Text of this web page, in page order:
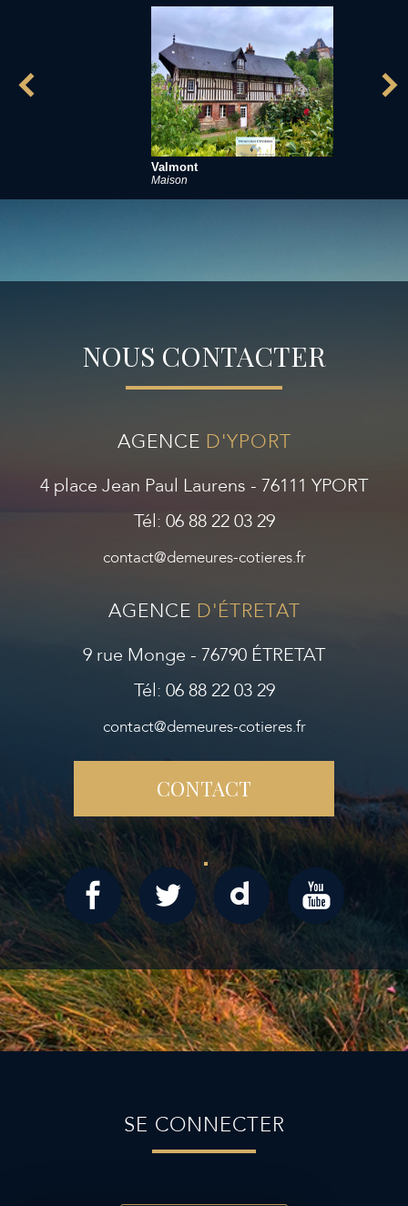
Valmont
NOUS CONTACTER
AGENCE D'YPORT
4 place Jean Paul Laurens - 76111 YPORT
Tél: 06 88 22 03 29
contact@demeures-cotieres.fr
AGENCE D'ÉTRETAT
9 rue Monge - 76790 ÉTRETAT
Tél: 06 88 22 03 29
contact@demeures-cotieres.fr
CONTACT
SE CONNECTER